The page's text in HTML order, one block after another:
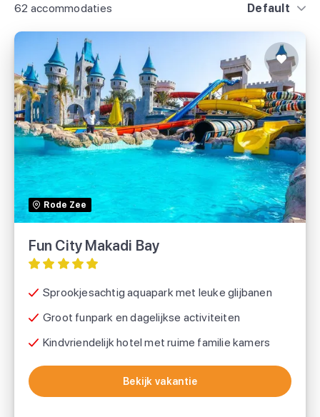
62 accommodaties Default
Rode Zee
Fun City Makadi Bay
Sprookjesachtig aquapark met leuke glijbanen
Groot funpark en dagelijkse activiteiten
Kindvriendelijk hotel met ruime familie kamers
Bekijk vakantie
Fun City Makadi Bay